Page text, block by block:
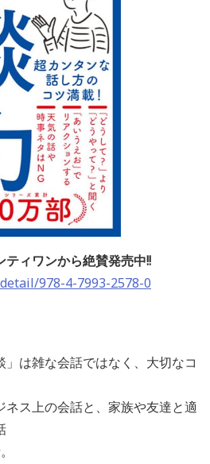
ィワンから絶賛発売中!!
978-4-7993-2578-0
は雑な会話ではなく、大切なコ
ネス上の会話と、家族や友達と適